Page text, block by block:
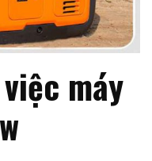
máy